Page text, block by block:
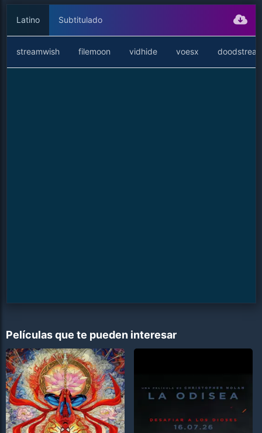
Latino Subtitulado
streamwish filemoon vidhide voesx
Películas que te pueden interesar